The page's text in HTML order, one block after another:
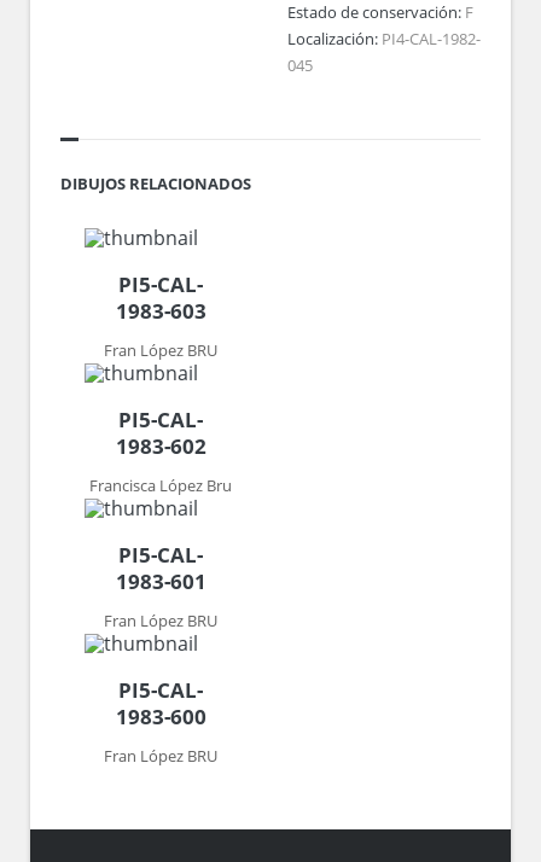
Estado de conservación: F
Localización: PI4-CAL-1982-
045
DIBUJOS RELACIONADOS
PI5-CAL-
1983-603
Fran López BRU
PI5-CAL-
1983-602
Francisca López Bru
PI5-CAL-
1983-601
Fran López BRU
PI5-CAL-
1983-600
Fran López BRU